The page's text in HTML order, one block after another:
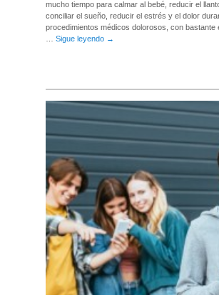
mucho tiempo para calmar al bebé, reducir el
conciliar el sueño, reducir el estrés y el dolor
procedimientos médicos dolorosos, con bastante
Sigue leyendo →